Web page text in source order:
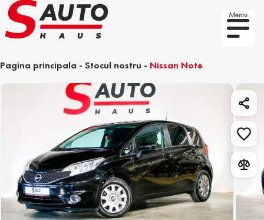
Meniu
Pagina principala - Stocul nostru - Nissan Note